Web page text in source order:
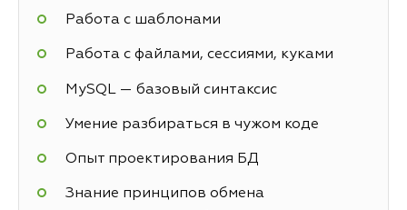
Работа с шаблонами
Работа с файлами, сессиями, куками
MySQL — базовый синтаксис
Умение разбираться в чужом коде
Опыт проектирования БД
Знание принципов обмена